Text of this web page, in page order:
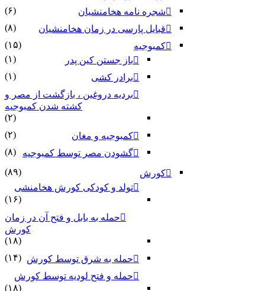
شجره نامه هخامنشیان
(۶)
قبایل پارسی در زمان هخامنشیان
(۸)
کمبوجیه
(۱۵)
باز جستن کین پدر
(۱)
برادر کشی
(۱)
بردیه دروغین ، بازگشت از مصر و
کشته شدن کمبوجیه
(۲)
کمبوجیه و مغان
(۲)
گشودن مصر توسط کمبوجیه
(۸)
کورش
(۸۹)
تولد و کودکی کورش هخامنشی
(۱۶)
حمله به بابل و فتح آن در زمان
کورش
(۱۸)
حمله به شرق توسط کورش (۱۴)
حمله و فتح لودیه توسط کورش
(۱۸)